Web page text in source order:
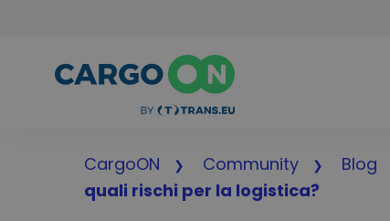
CargoON Community Blog
quali rischi per la logistica?